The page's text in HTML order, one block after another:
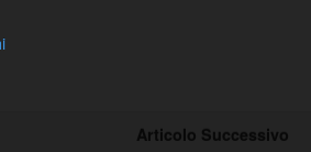
Articolo Successivo